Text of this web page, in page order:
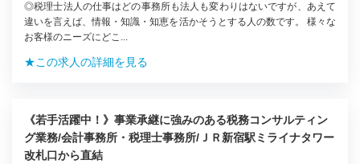
◎税理士法人の仕事はどの事務所も法人も変わりはないですが、あえて
違いを言えば、情報・知識・知恵を活かそうとする人の数です。 様々な
お客様のニーズにどこ...
★この求人の詳細を見る
《若手活躍中！》事業承継に強みのある税務コンサルティン
グ業務/会計事務所・税理士事務所/ＪＲ新宿駅ミライナタワー
改札口から直結